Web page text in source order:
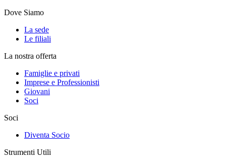
Dove Siamo
La sede
Le filiali
La nostra offerta
Famiglie e privati
Imprese e Professionisti
Giovani
Soci
Soci
Diventa Socio
Strumenti Utili